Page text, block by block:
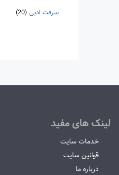
سرقت ادبی (20)
لینک های مفید
خدمات سایت
قوانین سایت
درباره ما